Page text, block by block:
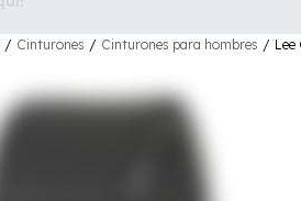
/ Cinturones / Cinturones para hombres / Lee